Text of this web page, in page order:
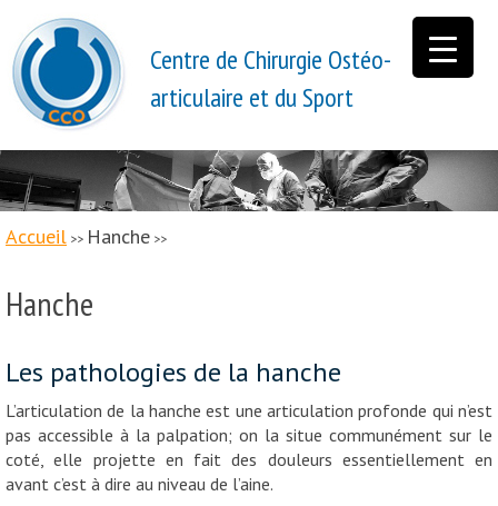
Centre de Chirurgie Ostéo-
articulaire et du Sport
Accueil >> Hanche >>
Hanche
Les pathologies de la hanche
L’articulation de la hanche est une articulation profonde qui n’est
pas accessible à la palpation; on la situe communément sur le
coté, elle projette en fait des douleurs essentiellement en
avant c’est à dire au niveau de l’aine.